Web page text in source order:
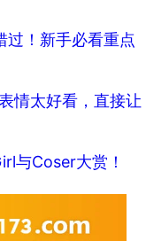
过！新手必看重点
情太好看，直接让
与Coser大赏！